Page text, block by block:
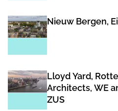
Nieuw Bergen,
Lloyd Yard,
Architects, WE
ZUS